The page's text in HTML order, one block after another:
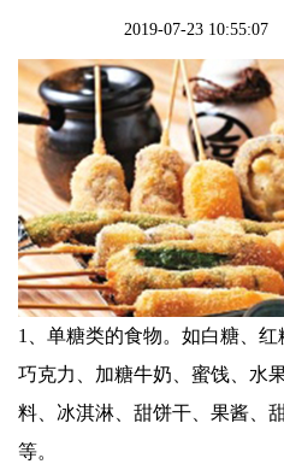
会员中心
2019-07-23
1、单糖类的食物。如白糖、红
巧克力、加糖牛奶、蜜饯、水
料、冰淇淋、甜饼干、果酱、
等。